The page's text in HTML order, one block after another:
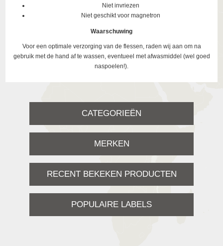
Niet invriezen
Niet geschikt voor magnetron
Waarschuwing
Voor een optimale verzorging van de flessen, raden wij aan om na
gebruik met de hand af te wassen, eventueel met afwasmiddel (wel goed
naspoelen!).
CATEGORIEËN
MERKEN
RECENT BEKEKEN PRODUCTEN
POPULAIRE LABELS